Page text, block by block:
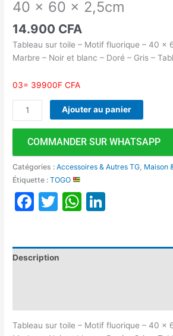
40 x 60 x 2,5cm
14.900 CFA
Tableau sur toile – Motif fluorique – 40 x
Marbre – Noir et blanc – Doré – Gris –
03= 39900F CFA
Ajouter au panier
COMMANDER SUR WHATSAPP
Catégories :Accessoires & Autres TG Maison
Étiquette :TOGO
Facebook
TwitterWhatsApp
Description
Tableau sur toile – Motif fluorique – 40 x